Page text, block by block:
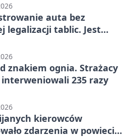
auta bez
legalizacji tablic. Jest
znakiem ognia. Strażacy
interweniowali 235 razy
kierowców
zdarzenia w powiecie